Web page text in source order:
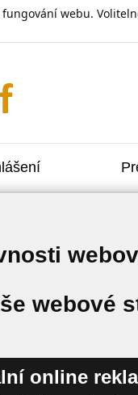
webu.
webové
online